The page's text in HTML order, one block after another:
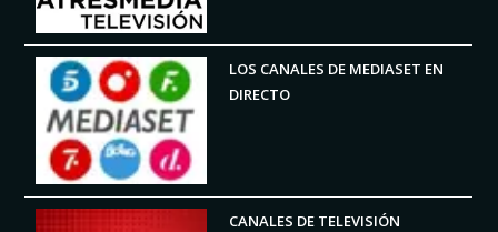
LOS CANALES DE MEDIASET EN
DIRECTO
CANALES DE TELEVISIÓN